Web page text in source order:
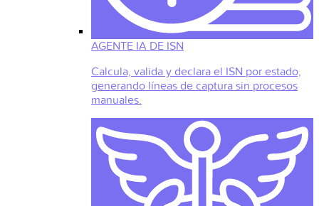
AGENTE IA DE ISN
Calcula, valida y declara el ISN por estado,
generando líneas de captura sin procesos
manuales.